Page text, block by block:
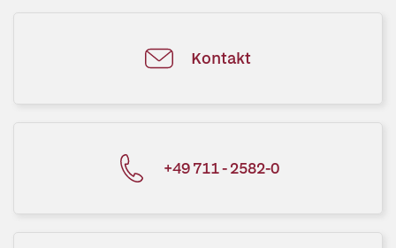
Kontakt
+49 711 - 2582-0